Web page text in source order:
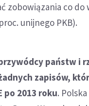
zobowiązania co do
unijnego PKB).
państw i
zapisów,
po 2013 roku.